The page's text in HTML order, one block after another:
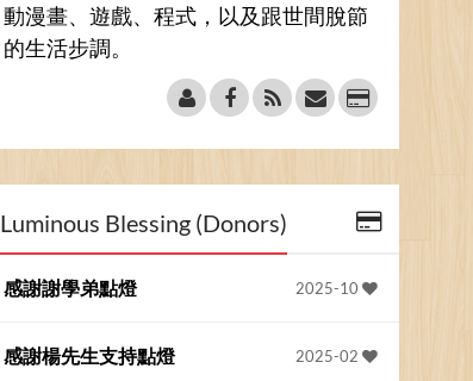
動漫畫、遊戲、程式，以及跟世間脫節
的生活步調。
Luminous Blessing (Donors)
2025-10
感謝謝學弟點燈
2025-02
感謝楊先生支持點燈